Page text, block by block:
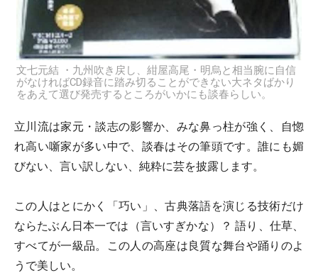
文七元結 ・九州吹き戻し、紺屋高尾・明烏と相当腕に自信
がなければCD録音に踏み切ることができない大ネタばかり
をあえて選び発売するところがいかにも談春らしい。
立川流は家元・談志の影響か、みな鼻っ柱が強く、自惚
れ高い噺家が多い中で、談春はその筆頭です。誰にも媚
びない、言い訳しない、純粋に芸を披露します。
この人はとにかく「巧い」、古典落語を演じる技術だけ
ならたぶん日本一では（言いすぎかな）？ 語り、仕草、
すべてが一級品。この人の高座は良質な舞台や踊りのよ
うで美しい。